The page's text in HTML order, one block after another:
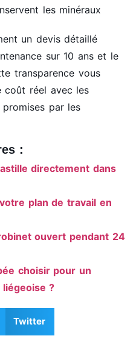
les minéraux
un devis détaillé
sur 10 ans et le
transparence vous
coût réel avec les
par les
:
directement dans
plan de travail en
ouvert pendant 24
choisir pour un
?
Twitter